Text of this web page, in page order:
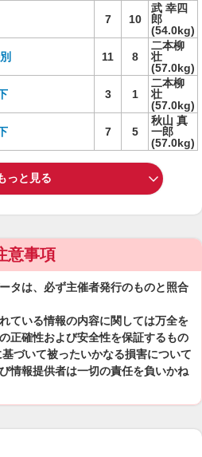
7 10
武 幸四
郎
(54.0kg)
11 8
二本柳
壮
(57.0kg)
3 1
二本柳
壮
(57.0kg)
7 5
秋山 真
一郎
(57.0kg)
っと見る
意事項
タは、必ず主催者発行のものと照合
ている情報の内容に関しては万全を
正確性および安全性を保証するもの
づいて被ったいかなる損害について
情報提供者は一切の責任を負いかね